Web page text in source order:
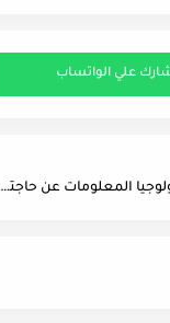
تعلن شركة الحقبة الجديدة لتكنولوجيا المعلومات عن حاجتها لتعيين موظفين في مجال الرسم والتصميم على النحو التالي